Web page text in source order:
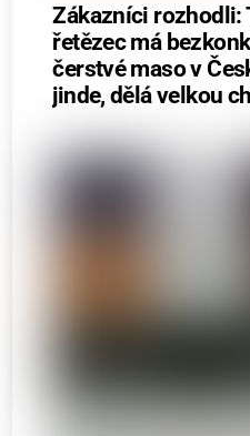
Zákazníci rozhodli:
řetězec má
čerstvé maso v
jinde, dělá velkou